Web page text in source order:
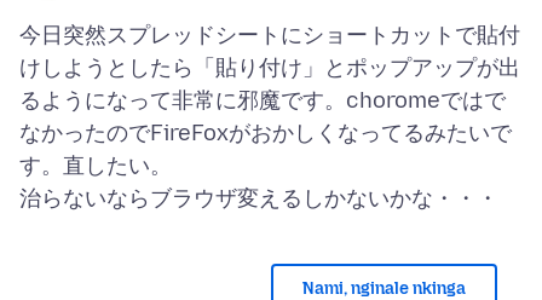
今日突然スプレッドシートにショートカットで貼付
けしようとしたら「貼り付け」とポップアップが出
るようになって非常に邪魔です。choromeではで
なかったのでFireFoxがおかしくなってるみたいで
す。直したい。
Nami, nginale nkinga